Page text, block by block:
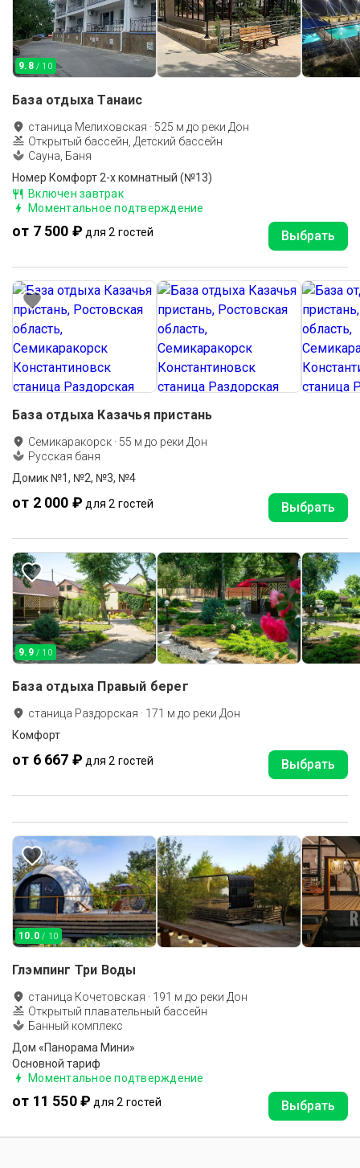
9.8 / 10
База отдыха Танаис
станица Мелиховская · 525 м до реки Дон
Открытый бассейн, Детский бассейн
Сауна, Баня
Номер Комфорт 2-х комнатный (№13)
Включен завтрак
Моментальное подтверждение
от 7 500 ₽ для 2 гостей Выбрать
База отдыха Казачья пристань
Семикаракорск · 55 м до реки Дон
Русская баня
Домик №1, №2, №3, №4
от 2 000 ₽ для 2 гостей Выбрать
9.9 / 10
База отдыха Правый берег
станица Раздорская · 171 м до реки Дон
Комфорт
от 6 667 ₽ для 2 гостей Выбрать
10.0 / 10
Глэмпинг Три Воды
станица Кочетовская · 191 м до реки Дон
Открытый плавательный бассейн
Банный комплекс
Дом «Панорама Мини»
Основной тариф
Моментальное подтверждение
от 11 550 ₽ для 2 гостей Выбрать